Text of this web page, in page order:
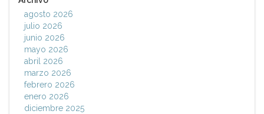
agosto 2026
julio 2026
junio 2026
mayo 2026
abril 2026
marzo 2026
febrero 2026
enero 2026
diciembre 2025